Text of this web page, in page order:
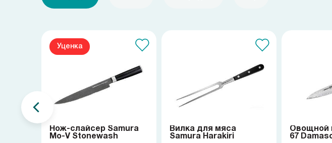
Уценка
Нож-слайсер Samura
Mo-V Stonewash
Вилка для мяса
Samura Harakiri
Овощной
67